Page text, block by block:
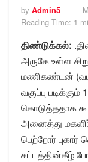
by Admin5
Reading Time: 1
திண்டுக்கல்:
அருகே உள்ள
மணிகண்டன்
வகுப்பு
கொடுத்ததாக
அனைத்து
பெற்றோர்
சட்டத்தின்கீழ்